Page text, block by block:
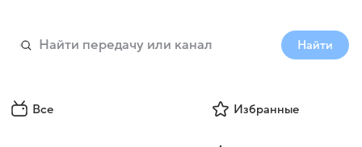
Найти
Все Избранные